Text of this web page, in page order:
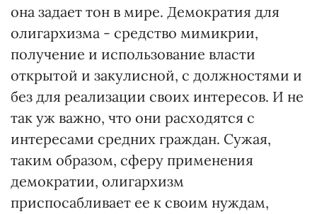
она задает тон в мире. Демократия для
олигархизма - средство мимикрии,
получение и использование власти
открытой и закулисной, с должностями и
без для реализации своих интересов. И не
так уж важно, что они расходятся с
интересами средних граждан. Сужая,
таким образом, сферу применения
демократии, олигархизм
приспосабливает ее к своим нуждам,